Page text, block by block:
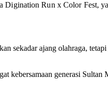
Run x Color Fest,
sekadar ajang olahraga,
kebersamaan generasi Sultan